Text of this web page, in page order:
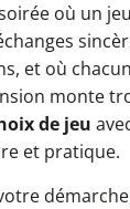
où un
et où
monte
de jeu
et pratique.